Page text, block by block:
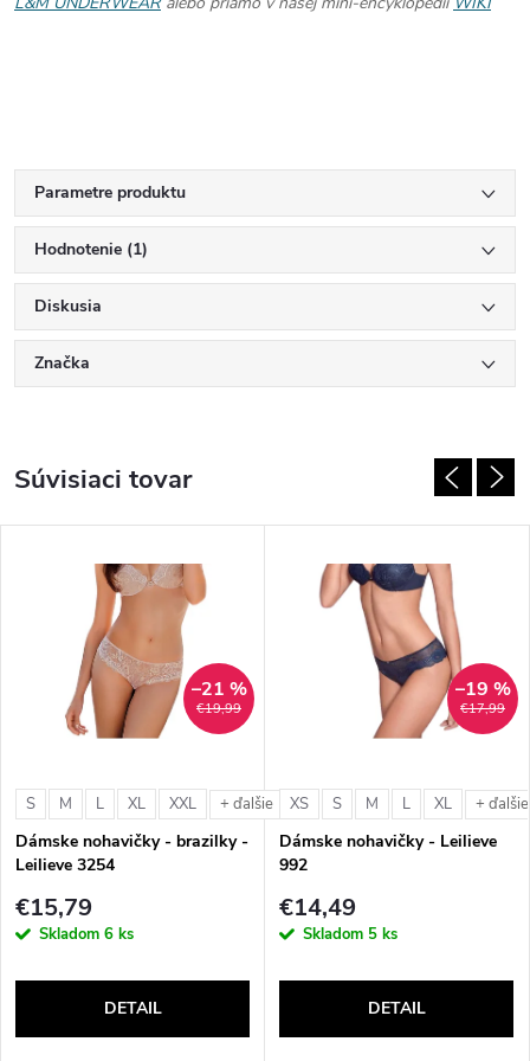
Parametre produktu
Hodnotenie (1)
Diskusia
Značka
Súvisiaci tovar
€19,99
–21 %
S M L XL XXL + ďalšie
Dámske nohavičky - brazilky -
Leilieve 3254
€15,79
Skladom 6 ks
DETAIL
€17,99
–19 %
XS S M L XL + ďalšie
Dámske nohavičky - Leilieve
992
€14,49
Skladom 5 ks
DETAIL